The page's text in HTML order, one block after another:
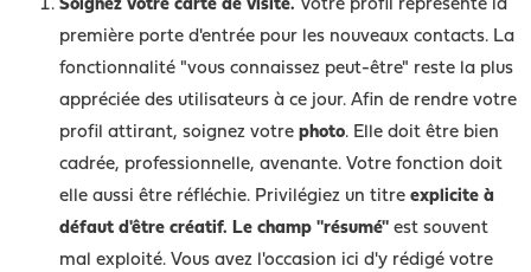
Soignez votre carte de visite. Votre profil représente la
première porte d'entrée pour les nouveaux contacts. La
fonctionnalité "vous connaissez peut-être" reste la plus
appréciée des utilisateurs à ce jour. Afin de rendre votre
profil attirant, soignez votre photo. Elle doit être bien
cadrée, professionnelle, avenante. Votre fonction doit
elle aussi être réfléchie. Privilégiez un titre explicite à
défaut d'être créatif. Le champ "résumé" est souvent
mal exploité. Vous avez l'occasion ici d'y rédigé votre